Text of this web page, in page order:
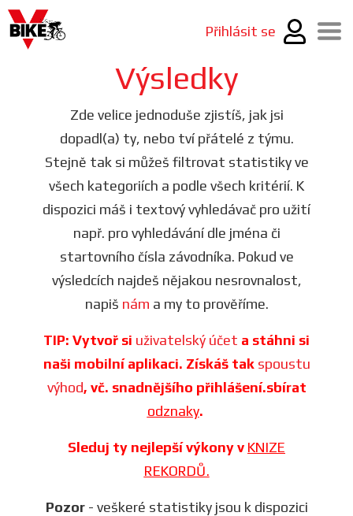
Přihlásit se
Výsledky
Zde velice jednoduše zjistíš, jak jsi
dopadl(a) ty, nebo tví přátelé z týmu.
Stejně tak si můžeš filtrovat statistiky ve
všech kategoriích a podle všech kritérií. K
dispozici máš i textový vyhledávač pro užití
např. pro vyhledávání dle jména či
startovního čísla závodníka. Pokud ve
výsledcích najdeš nějakou nesrovnalost,
napiš nám a my to prověříme.
TIP: Vytvoř si uživatelský účet a stáhni si
naši mobilní aplikaci. Získáš tak spoustu
výhod, vč. snadnějšího přihlášení.sbírat
odznaky.
Sleduj ty nejlepší výkony v KNIZE
REKORDŮ.
Pozor- veškeré statistiky jsou k dispozici